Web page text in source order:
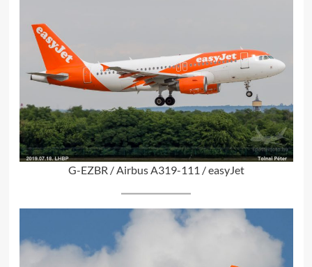
G-EZBR / Airbus A319-111 / easyJet